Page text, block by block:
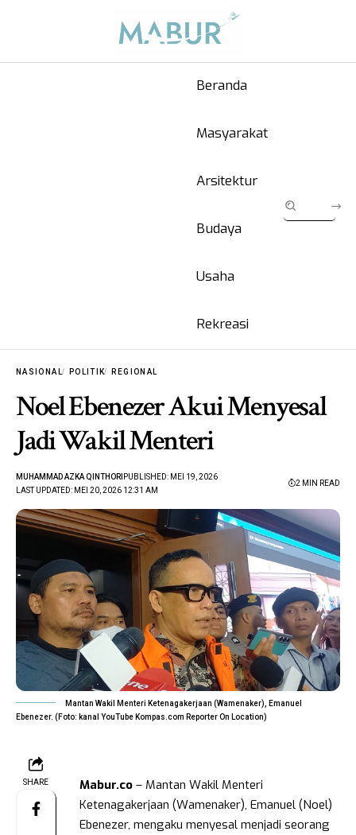
Beranda
Masyarakat
Arsitektur
Budaya
Usaha
Rekreasi
NASIONAL POLITIK REGIONAL
Noel Ebenezer Akui Menyesal
Jadi Wakil Menteri
LAST UPDATED: MEI 20, 2026 12:31 AM
MUHAMMAD AZKA QINTHORI PUBLISHED: MEI 19, 2026
2 MIN READ
Mantan Wakil Menteri Ketenagakerjaan (Wamenaker), Emanuel
Ebenezer. (Foto: kanal YouTube Kompas.com Reporter On Location)
SHARE Mabur.co – Mantan Wakil Menteri
Ketenagakerjaan (Wamenaker), Emanuel (Noel)
Ebenezer, mengaku menyesal menjadi seorang